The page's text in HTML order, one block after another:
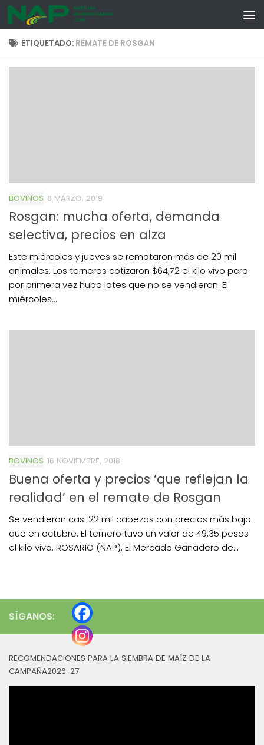
Skip to content
ETIQUETADO: REMATE DE ROSGAN
BOVINOS 8 MARZO, 2019
Rosgan: mucha oferta, demanda
selectiva, precios en alza
Este miércoles y jueves se remataron más de 20 mil
animales. Los terneros cotizaron $64,72 el kilo vivo pero
por primera vez hubo lotes que no se vendieron. El
miércoles...
BOVINOS 16 NOVIEMBRE, 2018
Buena oferta y precios ‘que reflejan la
realidad’ en el remate de Rosgan
Se vendieron casi 22 mil cabezas con precios más bajo
que en octubre. El ternero tuvo un valor de 49,35 pesos
el kilo vivo. ROSARIO (NAP). El Mercado Ganadero de...
SÍGANOS:
RECOMENDACIONES PARA LA SIEMBRA DE MAÍZ DE LA
CAMPAÑA2026-27